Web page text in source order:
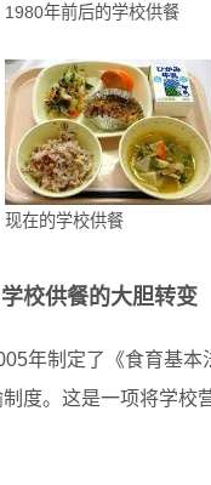
1980年前后的学校供餐
现在的学校供餐
校供餐的大胆转变
年制定了《食育基本
度。这是一项将学校